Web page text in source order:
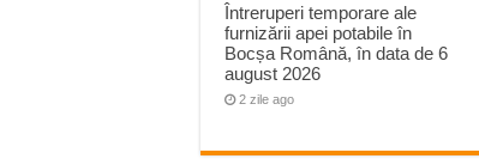
Întreruperi temporare ale
furnizării apei potabile în
Bocșa Română, în data de 6
august 2026
2 zile ago